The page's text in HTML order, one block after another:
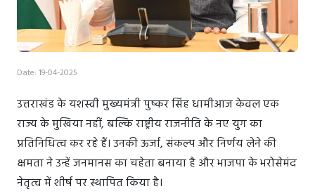
Date: 19-04-2025
उत्तराखंड के यशस्वी मुख्यमंत्री पुष्कर सिंह धामीआज केवल एक
राज्य के मुखिया नहीं, बल्कि राष्ट्रीय राजनीति के नए युग का
प्रतिनिधित्व कर रहे हैं। उनकी ऊर्जा, संकल्प और निर्णय लेने की
क्षमता ने उन्हें जनमानस का चहेता बनाया है और भाजपा के भरोसेमंद
नेतृत्व में शीर्ष पर स्थापित किया है।